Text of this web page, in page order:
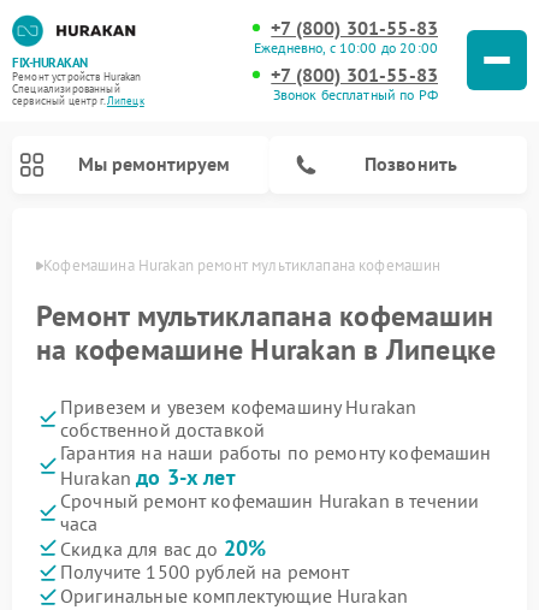
FIX-HURAKAN
Ремонт устройств Hurakan
Специализированный
cервисный центр г.Липецк
+7 (800) 301-55-83
Ежедневно, с 10:00 до 20:00
+7 (800) 301-55-83
Звонок бесплатный по РФ
Мы ремонтируем Позвонить
Кофемашина Hurakan ремонт мультиклапана кофемашин
Ремонт мультиклапана кофемашин
на кофемашине Hurakan в Липецке
Привезем и увезем кофемашину Hurakan
собственной доставкой
Гарантия на наши работы по ремонту кофемашин
Hurakanдо 3-х лет
Срочный ремонт кофемашин Hurakan в течении
часа
Скидка для вас до 20%
Получите 1500 рублей на ремонт
Оригинальные комплектующие Hurakan